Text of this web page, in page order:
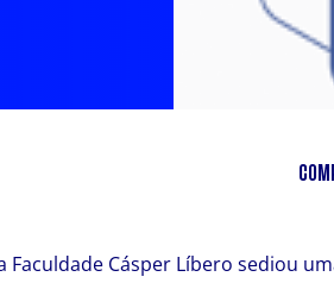
Faculdade Cásper Líbero sediou